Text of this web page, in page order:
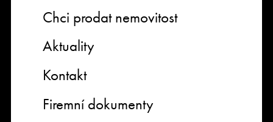
Chci prodat nemovitost
Aktuality
Kontakt
Firemní dokumenty